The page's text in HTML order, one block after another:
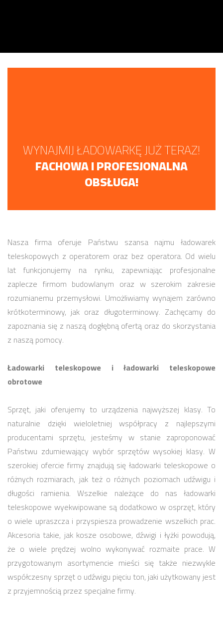
WYNAJMIJ ŁADOWARKĘ JUŻ TERAZ!
FACHOWA I PROFESJONALNA
OBSŁUGA!
Nasza firma oferuje Państwu szansa najmu ładowarek
teleskopowych z operatorem oraz bez operatora. Od wielu
lat funkcjonujemy na rynku, zapewniając profesjonalne
zaplecze firmom budowlanym oraz w szerokim zakresie
rozumianemu przemysłowi. Umożliwiamy wynajem zarówno
krótkoterminowy, jak oraz długoterminowy. Zachęcamy do
zapoznania się z naszą dogłębną ofertą oraz do skorzystania
z naszą pomocy.
Ładowarki teleskopowe i ładowarki teleskopowe
obrotowe
Sprzęt, jaki oferujemy to urządzenia najwyższej klasy. To
naturalnie dzięki wieloletniej współpracy z najlepszymi
producentami sprzętu, jesteśmy w stanie zaproponować
Państwu zdumiewający wybór sprzętów wysokiej klasy. W
szerokiej ofercie firmy znajdują się ładowarki teleskopowe o
różnych rozmiarach, jak też o różnych poziomach udźwigu i
długości ramienia. Wszelkie należące do nas ładowarki
teleskopowe wyekwipowane są dodatkowo w osprzęt, który
o wiele upraszcza i przyspiesza prowadzenie wszelkich prac.
Akcesoria takie, jak kosze osobowe, dźwigi i łyżki powodują,
że o wiele prędzej wolno wykonywać rozmaite prace. W
przygotowanym asortymencie mieści się także niezwykle
współczesny sprzęt o udźwigu pięciu ton, jaki użytkowany jest
z przyjemnością przez specjalne firmy.